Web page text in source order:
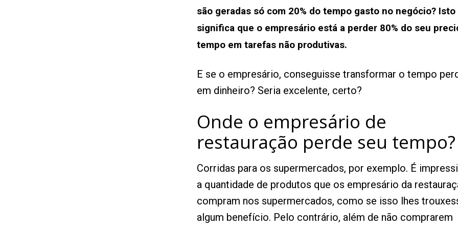
são geradas só com 20% do tempo gasto no negócio? Isto
significa que o empresário está a perder 80% do seu
tempo em tarefas não produtivas.
E se o empresário, conseguisse transformar o tempo
em dinheiro? Seria excelente, certo?
Onde o empresário de
restauração perde seu tempo?
Corridas para os supermercados, por exemplo. É
a quantidade de produtos que os empresário da
compram nos supermercados, como se isso lhes
algum benefício. Pelo contrário, além de não comprarem